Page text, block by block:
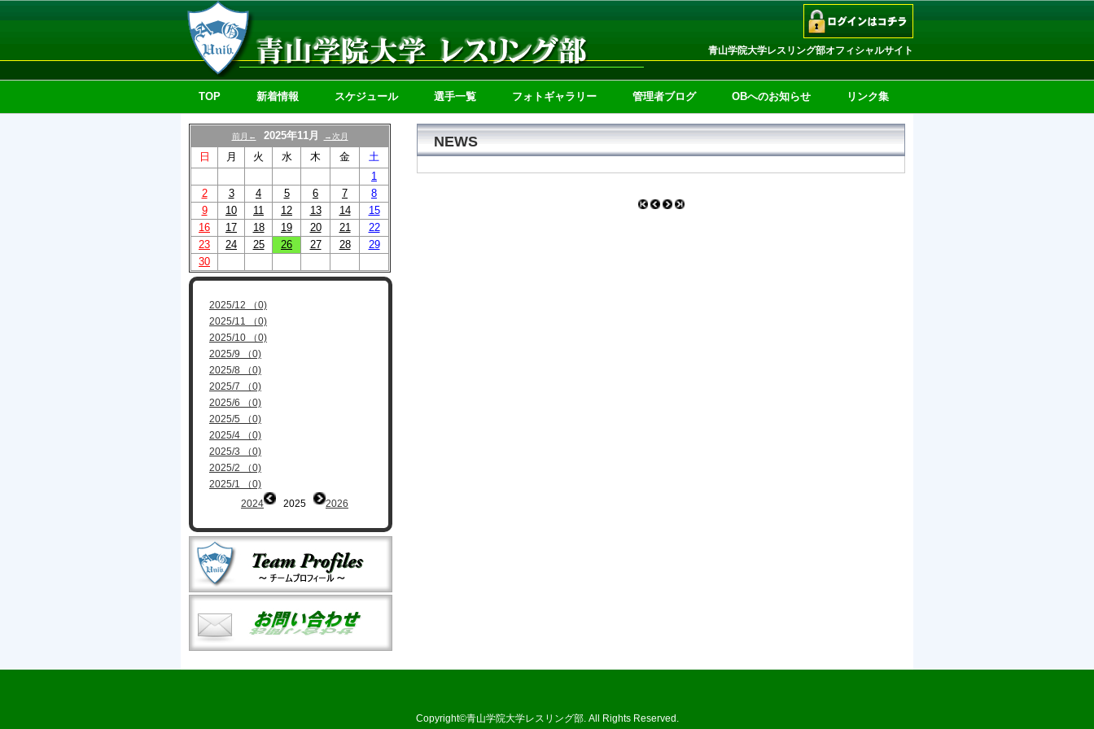
青山学院大学レスリング部オフィシャルサイト
TOP 新着情報 スケジュール 選手一覧 フォトギャラリー 管理者ブログ OBへのお知らせ リンク集
NEWS
前月← 2025年11月 →次月
日 月 火 水 木 金
土
1
2
3 4 5 6 7
8
9
10 11 12 13 14
15
16
17 18 19 20 21
22
23
24 25 26 27 28
29
30
2025/12 （0)
2025/11 （0)
2025/10 （0)
2025/9 （0)
2025/8 （0)
2025/7 （0)
2025/6 （0)
2025/5 （0)
2025/4 （0)
2025/3 （0)
2025/2 （0)
2025/1 （0)
2024
2025 2026
Copyright©青山学院大学レスリング部. All Rights Reserved.